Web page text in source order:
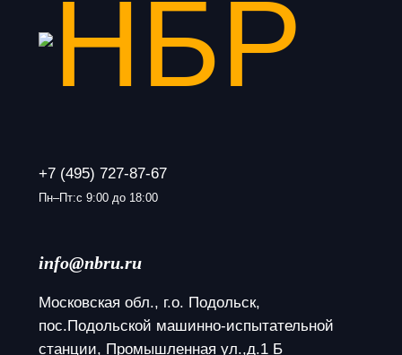
+7 (495) 727-87-67
Пн–Пт:с 9:00 до 18:00
info@nbru.ru
Московская обл., г.о. Подольск,
пос.Подольской машинно-испытательной
станции, Промышленная ул.,д.1 Б